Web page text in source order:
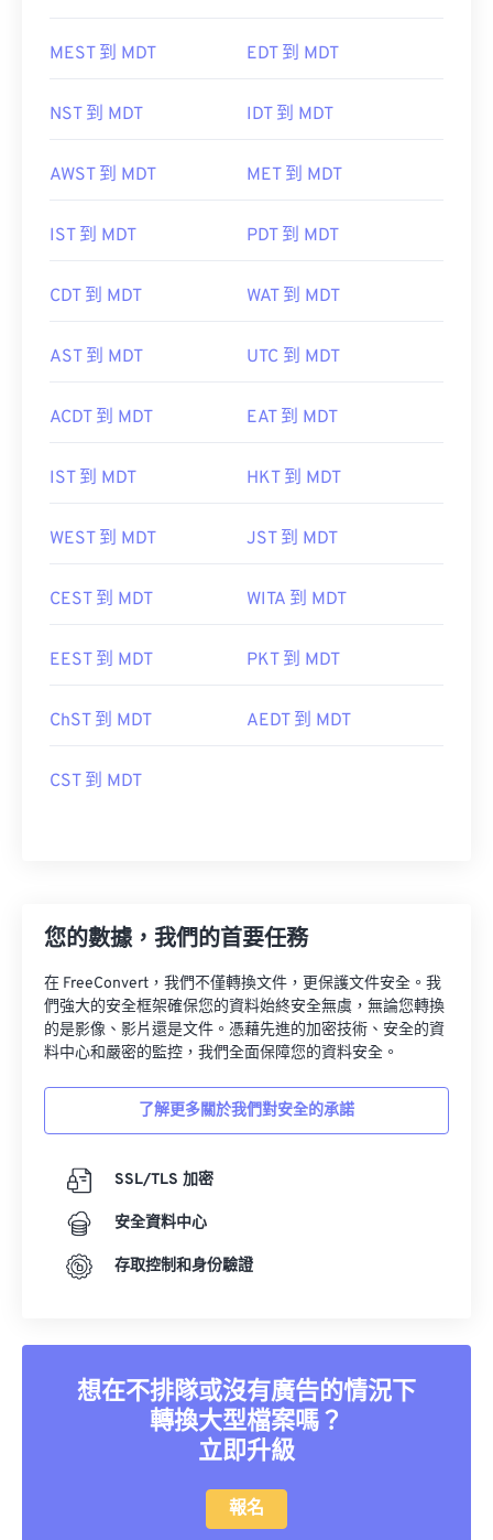
MEST 到 MDT EDT 到 MDT
NST 到 MDT IDT 到 MDT
AWST 到 MDT MET 到 MDT
IST 到 MDT PDT 到 MDT
CDT 到 MDT WAT 到 MDT
AST 到 MDT UTC 到 MDT
ACDT 到 MDT EAT 到 MDT
IST 到 MDT HKT 到 MDT
WEST 到 MDT JST 到 MDT
CEST 到 MDT WITA 到 MDT
EEST 到 MDT PKT 到 MDT
ChST 到 MDT AEDT 到 MDT
CST 到 MDT
您的數據，我們的首要任務
在 FreeConvert，我們不僅轉換文件，更保護文件安全。我
們強大的安全框架確保您的資料始終安全無虞，無論您轉換
的是影像、影片還是文件。憑藉先進的加密技術、安全的資
料中心和嚴密的監控，我們全面保障您的資料安全。
了解更多關於我們對安全的承諾
SSL/TLS 加密
安全資料中心
存取控制和身份驗證
想在不排隊或沒有廣告的情況下
轉換大型檔案嗎？
立即升級
報名